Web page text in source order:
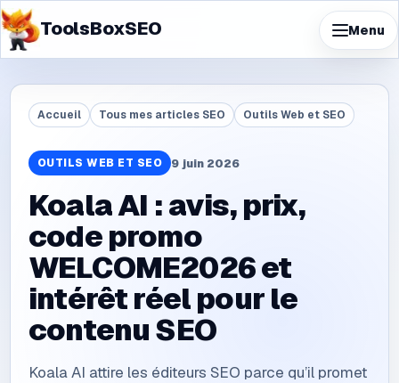
ToolsBoxSEO Menu
Accueil Tous mes articles SEO Outils Web et SEO
OUTILS WEB ET SEO 9 juin 2026
Koala AI : avis, prix,
code promo
WELCOME2026 et
intérêt réel pour le
contenu SEO
Koala AI attire les éditeurs SEO parce qu’il promet